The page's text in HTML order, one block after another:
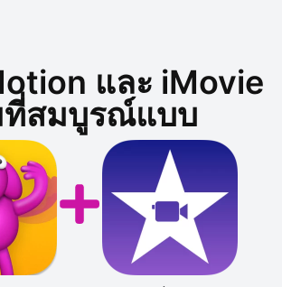
และ iMovie
สมบูรณ์แบบ